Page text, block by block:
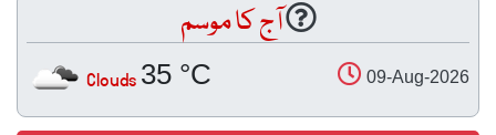
آج کا موسم
09-Aug-2026
35 °C
Clouds